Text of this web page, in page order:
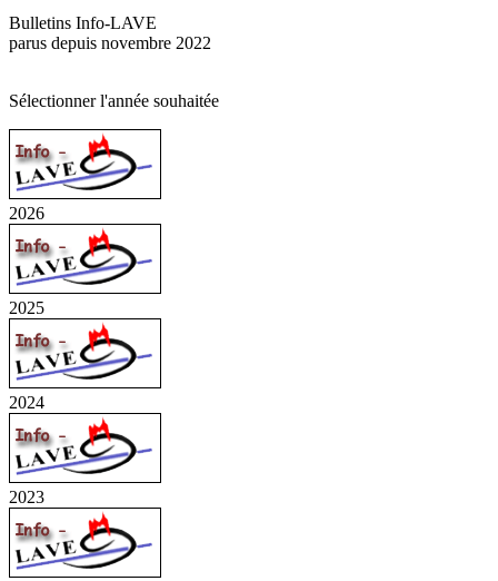
Bulletins Info-LAVE
parus depuis novembre 2022
Sélectionner l'année souhaitée
2026
2025
2024
2023